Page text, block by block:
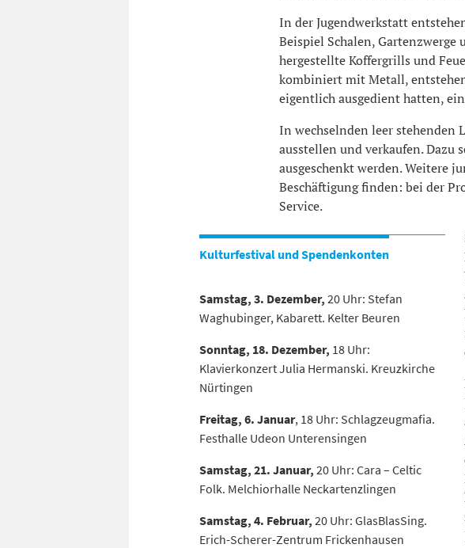
In der Jugendwerkstatt
Beispiel Schalen, Gartenzwerge
hergestellte Koffergrills und
kombiniert mit Metall,
eigentlich ausgedient hatten,
In wechselnden leer stehenden
ausstellen und verkaufen.
ausgeschenkt werden. Weitere
Beschäftigung finden: bei der
Service.
Kulturfestival und Spendenkonten
Samstag, 3. Dezember, 20 Uhr: Stefan
Waghubinger, Kabarett. Kelter Beuren
Sonntag, 18. Dezember, 18 Uhr:
Klavierkonzert Julia Hermanski. Kreuzkirche
Nürtingen
Freitag, 6. Januar, 18 Uhr: Schlagzeugmafia.
Festhalle Udeon Unterensingen
Samstag, 21. Januar, 20 Uhr: Cara – Celtic
Folk. Melchiorhalle Neckartenzlingen
Samstag, 4. Februar, 20 Uhr: GlasBlasSing.
Erich-Scherer-Zentrum Frickenhausen